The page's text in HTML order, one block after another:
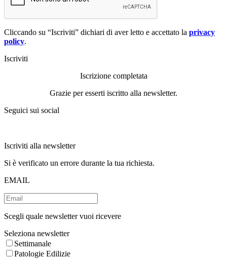
Cliccando su “Iscriviti” dichiari di aver letto e accettato la privacy
policy.
Iscriviti
Iscrizione completata
Grazie per esserti iscritto alla newsletter.
Seguici sui social
Iscriviti alla newsletter
Si è verificato un errore durante la tua richiesta.
EMAIL
Scegli quale newsletter vuoi ricevere
Seleziona newsletter
Settimanale
Patologie Edilizie